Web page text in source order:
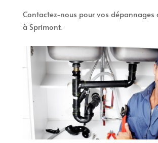
Contactez-nous pour vos dépannages
à Sprimont.